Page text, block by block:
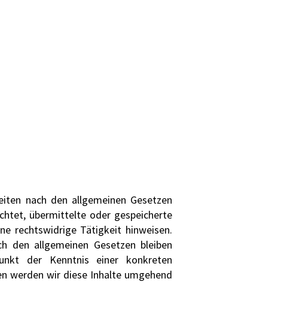
nach den allgemeinen Gesetzen
übermittelte oder gespeicherte
rechtswidrige Tätigkeit hinweisen.
den allgemeinen Gesetzen bleiben
der Kenntnis einer konkreten
werden wir diese Inhalte umgehend